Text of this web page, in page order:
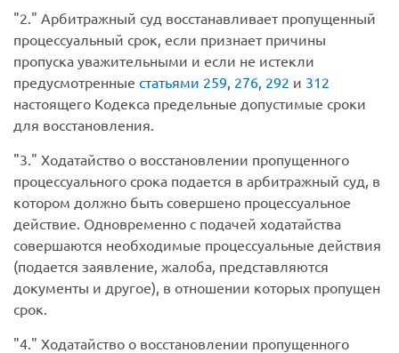
2. Арбитражный суд восстанавливает пропущенный
процессуальный срок, если признает причины
пропуска уважительными и если не истекли
предусмотренные статьями 259, 276, 292 и 312
настоящего Кодекса предельные допустимые сроки
для восстановления.
3. Ходатайство о восстановлении пропущенного
процессуального срока подается в арбитражный суд, в
котором должно быть совершено процессуальное
действие. Одновременно с подачей ходатайства
совершаются необходимые процессуальные действия
(подается заявление, жалоба, представляются
документы и другое), в отношении которых пропущен
срок.
4. Ходатайство о восстановлении пропущенного